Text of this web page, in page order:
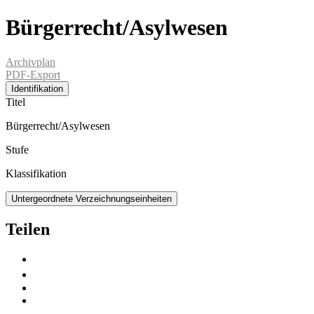
Bürgerrecht/Asylwesen
Archivplan
PDF-Export
Identifikation
Titel
Bürgerrecht/Asylwesen
Stufe
Klassifikation
Untergeordnete Verzeichnungseinheiten
Teilen